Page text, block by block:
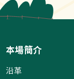
本場簡介
沿革